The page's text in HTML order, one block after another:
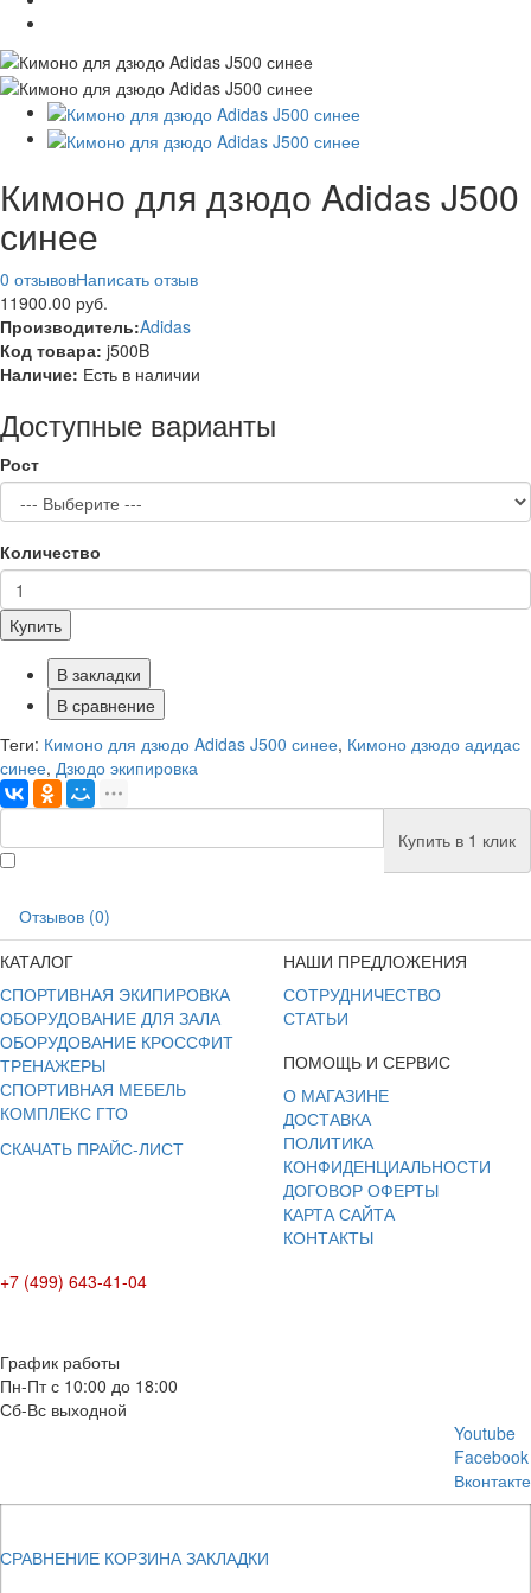
Кимоно для дзюдо Adidas J500
синее
0 отзывовНаписать отзыв
11900.00 руб.
Производитель:Adidas
Код товара: j500B
Наличие: Есть в наличии
Доступные варианты
Рост
Количество
Купить
В закладки
В сравнение
Теги: Кимоно для дзюдо Adidas J500 синее, Кимоно дзюдо адидас
синее, Дзюдо экипировка
Купить в 1 клик
Отзывов (0)
КАТАЛОГ
СПОРТИВНАЯ ЭКИПИРОВКА
ОБОРУДОВАНИЕ ДЛЯ ЗАЛА
ОБОРУДОВАНИЕ КРОССФИТ
ТРЕНАЖЕРЫ
СПОРТИВНАЯ МЕБЕЛЬ
КОМПЛЕКС ГТО
СКАЧАТЬ ПРАЙС-ЛИСТ
НАШИ ПРЕДЛОЖЕНИЯ
СОТРУДНИЧЕСТВО
СТАТЬИ
ПОМОЩЬ И СЕРВИС
О МАГАЗИНЕ
ДОСТАВКА
ПОЛИТИКА
КОНФИДЕНЦИАЛЬНОСТИ
ДОГОВОР ОФЕРТЫ
КАРТА САЙТА
КОНТАКТЫ
+7 (499) 643-41-04
График работы
Пн-Пт с 10:00 до 18:00
Сб-Вс выходной
Youtube
Facebook
Вконтакте
СРАВНЕНИЕ КОРЗИНА ЗАКЛАДКИ